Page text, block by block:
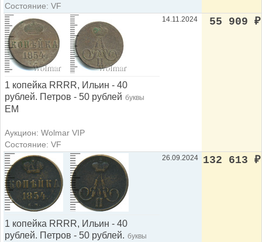
Состояние: VF
1 копейка RRRR, Ильин - 40
рублей. Петров - 50 рублей буквы
ЕМ
Аукцион: Wolmar VIP
Состояние: VF
14.11.2024 55 909 ₽
1 копейка RRRR, Ильин - 40
рублей. Петров - 50 рублей. буквы
26.09.2024 132 613 ₽